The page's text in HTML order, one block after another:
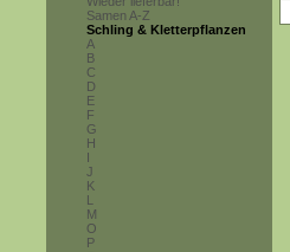
Samen A-Z
Schling & Kletterpflanzen
A
B
C
D
E
F
G
H
I
J
K
L
M
O
P